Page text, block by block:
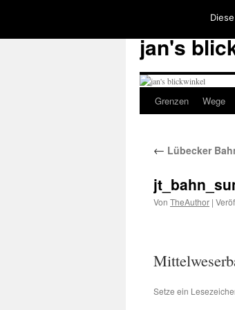
jan's
Zum
springen
Grenzen Wege
← Lübecker
Von TheAuthor |
Setze ein